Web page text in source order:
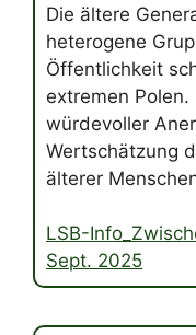
Die ältere
heterogene
Öffentlichkeit
extremen
würdevoller
Wertschätzung
älterer
LSB-
Sept. 2025